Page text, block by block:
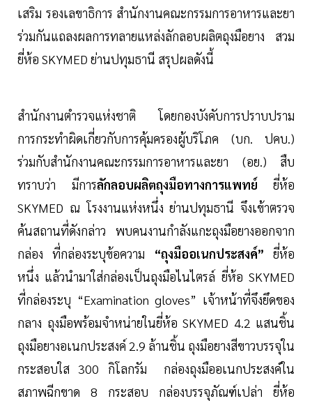
เสริม รองเลขาธิการ สำนักงานคณะกรรมการอาหารและยา
ร่วมกันแถลงผลการทลายแหล่งลักลอบผลิตถุงมือยาง สวม
ยี่ห้อ SKYMED ย่านปทุมธานี สรุปผลดังนี้
สำนักงานตำรวจแห่งชาติ โดยกองบังคับการปราบปราม
การกระทำผิดเกี่ยวกับการคุ้มครองผู้บริโภค (บก. ปคบ.)
ร่วมกับสำนักงานคณะกรรมการอาหารและยา (อย.) สืบ
ทราบว่า มีการลักลอบผลิตถุงมือทางการแพทย์ ยี่ห้อ
SKYMED ณ โรงงานแห่งหนึ่ง ย่านปทุมธานี จึงเข้าตรวจ
ค้นสถานที่ดังกล่าว พบคนงานกำลังแกะถุงมือยางออกจาก
กล่อง ที่กล่องระบุข้อความ “ถุงมืออเนกประสงค์”ยี่ห้อ
หนึ่ง แล้วนำมาใส่กล่องเป็นถุงมือไนไตรล์ ยี่ห้อ SKYMED
ที่กล่องระบุ “Examination gloves” เจ้าหน้าที่จึงยึดของ
กลาง ถุงมือพร้อมจำหน่ายในยี่ห้อ SKYMED 4.2 แสนชิ้น
ถุงมือยางอเนกประสงค์ 2.9 ล้านชิ้น ถุงมือยางสีขาวบรรจุใน
กระสอบใส 300 กิโลกรัม กล่องถุงมืออเนกประสงค์ใน
สภาพฉีกขาด 8 กระสอบ กล่องบรรจุภัณฑ์เปล่า ยี่ห้อ